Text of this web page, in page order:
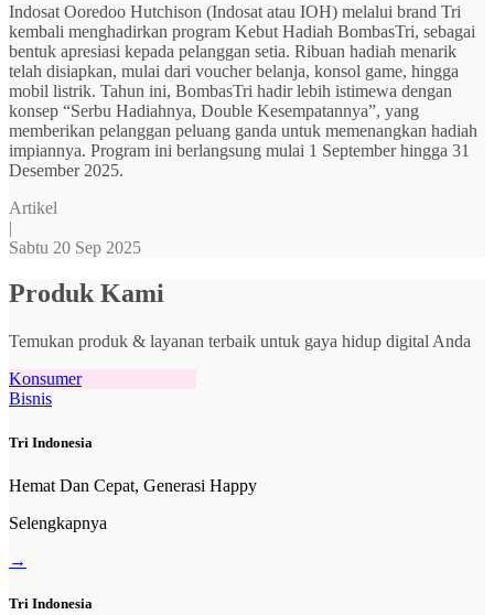
Indosat Ooredoo Hutchison (Indosat atau IOH) melalui brand Tri
kembali menghadirkan program Kebut Hadiah BombasTri, sebagai
bentuk apresiasi kepada pelanggan setia. Ribuan hadiah menarik
telah disiapkan, mulai dari voucher belanja, konsol game, hingga
mobil listrik. Tahun ini, BombasTri hadir lebih istimewa dengan
konsep “Serbu Hadiahnya, Double Kesempatannya”, yang
memberikan pelanggan peluang ganda untuk memenangkan hadiah
impiannya. Program ini berlangsung mulai 1 September hingga 31
Desember 2025.
Artikel
|
Sabtu 20 Sep 2025
Produk Kami
Temukan produk & layanan terbaik untuk gaya hidup digital Anda
Konsumer
Bisnis
Tri Indonesia
Hemat Dan Cepat, Generasi Happy
Selengkapnya
→
Tri Indonesia